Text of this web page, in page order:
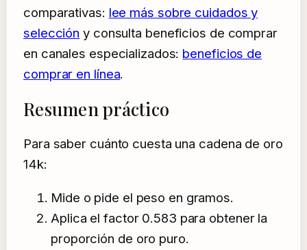
comparativas: lee más sobre cuidados y
selección y consulta beneficios de comprar
en canales especializados: beneficios de
comprar en línea.
Resumen práctico
Para saber cuánto cuesta una cadena de oro
14k:
Mide o pide el peso en gramos.
Aplica el factor 0.583 para obtener la
proporción de oro puro.